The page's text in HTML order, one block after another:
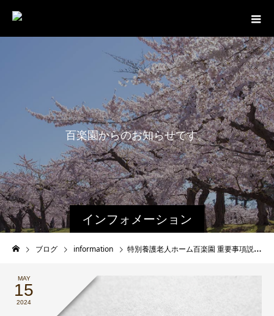
インフォメーション
百楽園からのお知らせです。
ブログ information 特別養護老人ホーム百楽園 重要事項説明書
MAY
15
2024